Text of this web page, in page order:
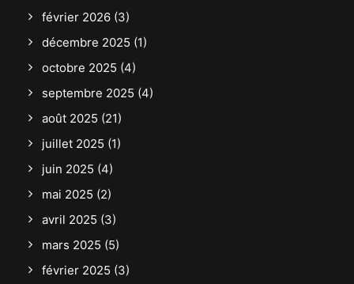
février 2026 (3)
décembre 2025 (1)
octobre 2025 (4)
septembre 2025 (4)
août 2025 (21)
juillet 2025 (1)
juin 2025 (4)
mai 2025 (2)
avril 2025 (3)
mars 2025 (5)
février 2025 (3)